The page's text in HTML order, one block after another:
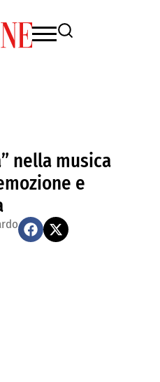
nella musica
e